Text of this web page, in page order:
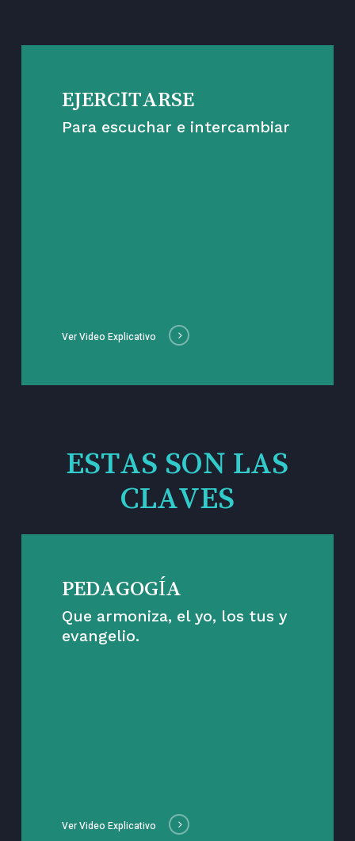
EJERCITARSE
Para escuchar e intercambiar
Ver Video Explicativo
ESTAS SON LAS
CLAVES
PEDAGOGÍA
Que armoniza, el yo, los tus y
evangelio.
Ver Video Explicativo